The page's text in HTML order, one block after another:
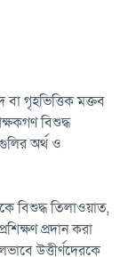
বা গৃহভিত্তিক মক্তব
বিশুদ্ধ
অর্থ ও
বিশুদ্ধ তিলাওয়াত,
প্রদান করা
উত্তীর্ণদেরকে